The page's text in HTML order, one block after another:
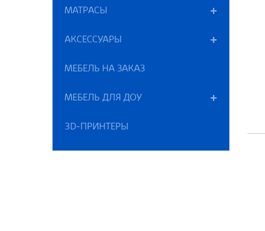
МАТРАСЫ
АКСЕССУАРЫ
МЕБЕЛЬ НА ЗАКАЗ
МЕБЕЛЬ ДЛЯ ДОУ
3D-ПРИНТЕРЫ